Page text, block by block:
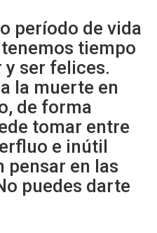
período de vida
tiempo
ser felices.
la muerte en
de forma
tomar entre
e inútil
pensar en las
puedes darte